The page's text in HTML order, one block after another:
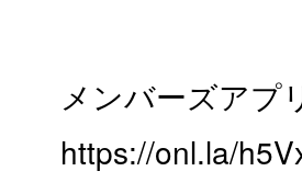
メンバーズアプ
https://onl.la/